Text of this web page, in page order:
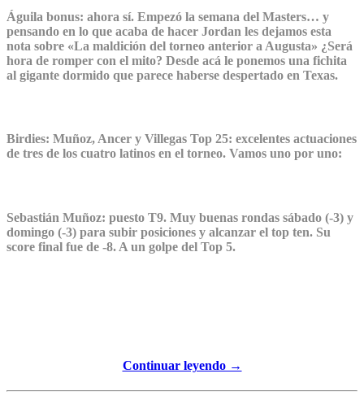
Águila bonus: ahora sí. Empezó la semana del Masters… y
pensando en lo que acaba de hacer Jordan les dejamos esta
nota sobre «La maldición del torneo anterior a Augusta» ¿Será
hora de romper con el mito? Desde acá le ponemos una fichita
al gigante dormido que parece haberse despertado en Texas.
Birdies: Muñoz, Ancer y Villegas Top 25: excelentes actuaciones
de tres de los cuatro latinos en el torneo. Vamos uno por uno:
Sebastián Muñoz: puesto T9. Muy buenas rondas sábado (-3) y
domingo (-3) para subir posiciones y alcanzar el top ten. Su
score final fue de -8. A un golpe del Top 5.
Continuar leyendo →